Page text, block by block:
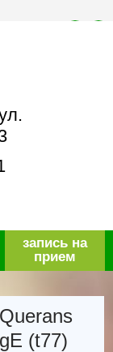
запись на
прием
(t77)